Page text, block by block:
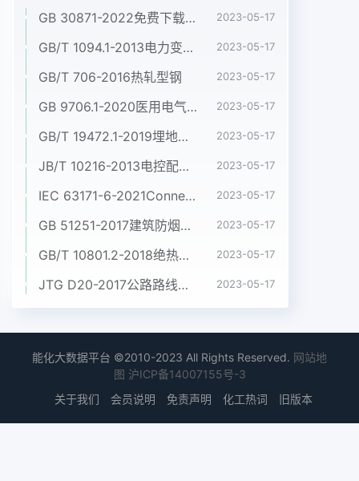
GB 30871-2022免费下载危险化学品企业特殊作业安全规范 2023-05-17
GB/T 1094.1-2013电力变压器 第1部分:总则 2023-05-17
GB/T 706-2016热轧型钢 2023-05-17
GB 9706.1-2020医用电气设备 第1部分:基本安全和基本性能的通用要求 2023-05-17
GB/T 19472.1-2019埋地用聚乙烯(PE)结构壁管道系统 第1部分:聚乙烯双壁波纹管材 2023-05-17
JB/T 10216-2013电控配电用电缆桥架 2023-05-17
IEC 63171-6-2021Connectors for electrical and electronic equipment - Part 6: Detail specification for 2-way and 4-way (data/power), shielded, free and fixed connectors for power and data transmission with frequencies up to 600 MHz 2023-05-17
GB 51251-2017建筑防烟排烟系统技术标准 2023-05-17
GB/T 10801.2-2018绝热用挤塑聚苯乙烯泡沫塑料(XPS) 2023-05-17
JTG D20-2017公路路线设计规范 2023-05-17
能化大数据平台 ©2010-2023 All Rights Reserved. 网站地
图 沪ICP备14007155号-3
关于我们
会员说明 免责声明 化工热词 旧版本